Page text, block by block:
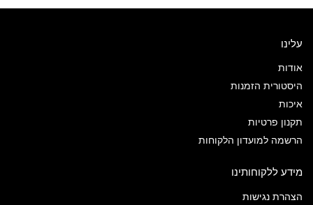
עלינו
אודות
היסטורית הזמנות
איכות
תקנון פרטיות
הרשמה למועדון הלקוחות
מידע ללקוחותינו
הצהרת נגישות